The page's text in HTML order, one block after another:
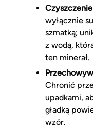
wyłącznie
szmatką;
z wodą,
ten minerał.
Chronić
upadkami,
gładką
wzór.